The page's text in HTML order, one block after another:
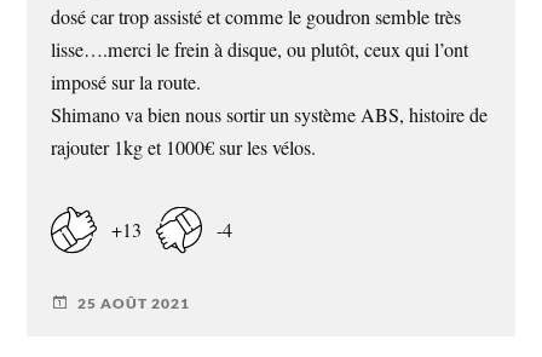
dosé car trop assisté et comme le goudron semble très
lisse….merci le frein à disque, ou plutôt, ceux qui l’ont
imposé sur la route.
Shimano va bien nous sortir un système ABS, histoire de
rajouter 1kg et 1000€ sur les vélos.
+13 -4
25 AOÛT 2021